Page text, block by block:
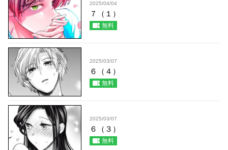
2025/04/04
７（１）
無料
2025/03/07
６（４）
無料
2025/03/07
６（３）
無料